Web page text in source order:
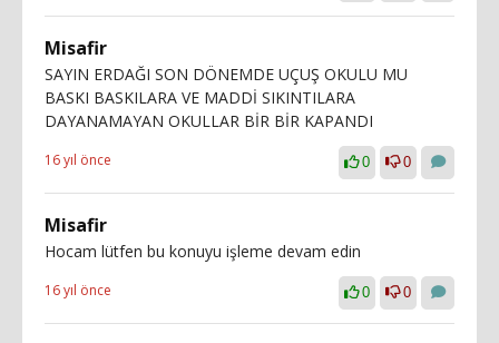
Misafir
SAYIN ERDAĞI SON DÖNEMDE UÇUŞ OKULU MU
BASKI BASKILARA VE MADDİ SIKINTILARA
DAYANAMAYAN OKULLAR BİR BİR KAPANDI
16 yıl önce 0 0
Misafir
Hocam lütfen bu konuyu işleme devam edin
16 yıl önce 0 0